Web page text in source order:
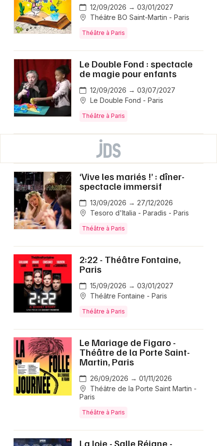
12/09/2026 → 03/01/2027
Théâtre BO Saint-Martin - Paris
Théâtre à Paris
Le Double Fond : spectacle
de magie pour enfants
12/09/2026 → 03/07/2027
Le Double Fond - Paris
Théâtre à Paris
‘Vive les mariés !’ : dîner-
spectacle immersif
13/09/2026 → 27/12/2026
Tesoro d'Italia - Paradis - Paris
Théâtre à Paris
2:22 - Théâtre Fontaine,
Paris
15/09/2026 → 03/01/2027
Théâtre Fontaine - Paris
Théâtre à Paris
Le Mariage de Figaro -
Théâtre de la Porte Saint-
Martin, Paris
26/09/2026 → 01/11/2026
Théâtre de la Porte Saint Martin -
Paris
Théâtre à Paris
La Joie - Salle Réjane -